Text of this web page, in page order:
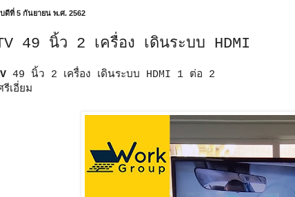
ดีที่ 5 กันยายน พ.ศ. 2562
49 นิ้ว 2 เครื่อง เดินระบบ HDMI
49 นิ้ว 2 เครื่อง เดินระบบ HDMI 1 ต่อ 2
เอี่ยม